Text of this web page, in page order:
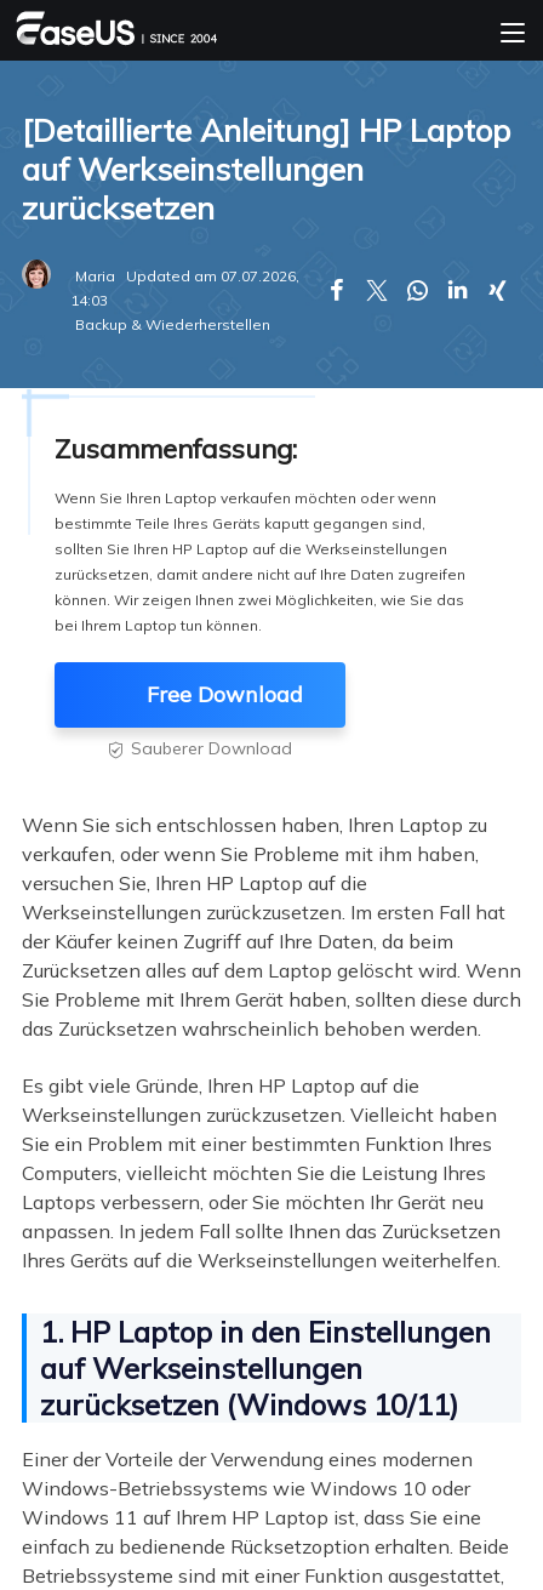
[Detaillierte Anleitung] HP Laptop
auf Werkseinstellungen
zurücksetzen
Maria
Updated am 07.07.2026,
14:03
Backup & Wiederherstellen
    
Zusammenfassung:
Wenn Sie Ihren Laptop verkaufen möchten oder wenn
bestimmte Teile Ihres Geräts kaputt gegangen sind,
sollten Sie Ihren HP Laptop auf die Werkseinstellungen
zurücksetzen, damit andere nicht auf Ihre Daten zugreifen
können. Wir zeigen Ihnen zwei Möglichkeiten, wie Sie das
bei Ihrem Laptop tun können.
Free Download
 Sauberer Download
Wenn Sie sich entschlossen haben, Ihren Laptop zu
verkaufen, oder wenn Sie Probleme mit ihm haben,
versuchen Sie, Ihren HP Laptop auf die
Werkseinstellungen zurückzusetzen. Im ersten Fall hat
der Käufer keinen Zugriff auf Ihre Daten, da beim
Zurücksetzen alles auf dem Laptop gelöscht wird. Wenn
Sie Probleme mit Ihrem Gerät haben, sollten diese durch
das Zurücksetzen wahrscheinlich behoben werden.
Es gibt viele Gründe, Ihren HP Laptop auf die
Werkseinstellungen zurückzusetzen. Vielleicht haben
Sie ein Problem mit einer bestimmten Funktion Ihres
Computers, vielleicht möchten Sie die Leistung Ihres
Laptops verbessern, oder Sie möchten Ihr Gerät neu
anpassen. In jedem Fall sollte Ihnen das Zurücksetzen
Ihres Geräts auf die Werkseinstellungen weiterhelfen.
1. HP Laptop in den Einstellungen
auf Werkseinstellungen
zurücksetzen (Windows 10/11)
Einer der Vorteile der Verwendung eines modernen
Windows-Betriebssystems wie Windows 10 oder
Windows 11 auf Ihrem HP Laptop ist, dass Sie eine
einfach zu bedienende Rücksetzoption erhalten. Beide
Betriebssysteme sind mit einer Funktion ausgestattet,